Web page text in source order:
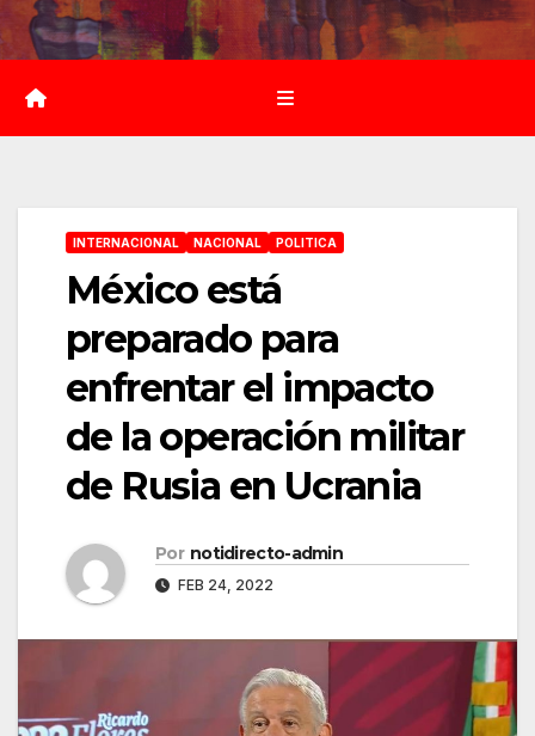
Saltar
al
contenido
INTERNACIONAL NACIONAL POLITICA
México está
preparado para
enfrentar el impacto
de la operación militar
de Rusia en Ucrania
Por notidirecto-admin
FEB 24, 2022